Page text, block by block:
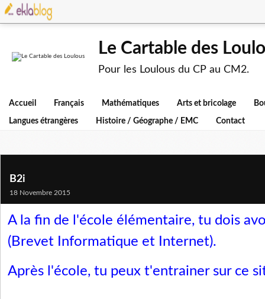
Le Cartable des
Pour les Loulous du CP au CM2.
Accueil Français Mathématiques Arts et bricolage
Langues étrangères Histoire / Géographe / EMC Contact
B2i
18 Novembre 2015
A la fin de l'école élémentaire, tu dois
(Brevet Informatique et Internet).
Après l'école, tu peux t'entrainer sur ce